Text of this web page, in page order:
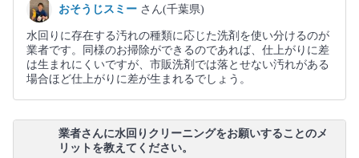
おそうじスミー さん(千葉県)
水回りに存在する汚れの種類に応じた洗剤を使い分けるのが
業者です。同様のお掃除ができるのであれば、仕上がりに差
は生まれにくいですが、市販洗剤では落とせない汚れがある
場合ほど仕上がりに差が生まれるでしょう。
業者さんに水回りクリーニングをお願いすることのメ
リットを教えてください。